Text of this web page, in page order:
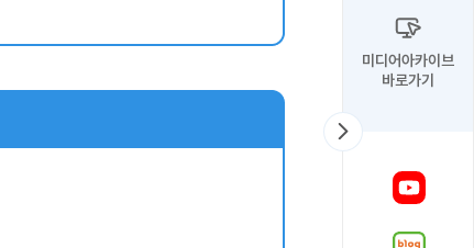
미디어아카이브
바로가기